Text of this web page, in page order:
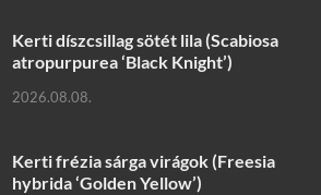
Kerti díszcsillag sötét lila (Scabiosa
atropurpurea ‘Black Knight’)
2026.08.08.
Kerti frézia sárga virágok (Freesia
hybrida ‘Golden Yellow’)